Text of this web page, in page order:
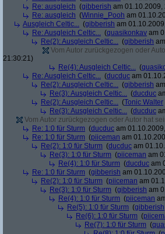
Re: ausgleich (gibberish am 01.10.2009,
Re: ausgleich (Winnie_Pooh am
Ausgleich Celtic... (gibberish am
Re: Ausgleich Celtic... (quasikonkav am
Re(2): Ausgleich Celtic... (gibberish
Vom Autor zurückgezogen oder
21:30:21)
Re(4): Ausgleich Celtic... (
Re: Ausgleich Celtic... (ducduc am
Re(2): Ausgleich Celtic... (gibberish
Re(3): Ausgleich Celtic... (ducduc
Re(2): Ausgleich Celtic... (Tonic Walter
Re(3): Ausgleich Celtic... (ducduc
Vom Autor zurückgezogen oder Autor hat
Re: 1:0 für Sturm (ducduc am
Re: 1:0 für Sturm (piiceman am
Re(2): 1:0 für Sturm (ducduc am
Re(3): 1:0 für Sturm (piiceman am
Re(4): 1:0 für Sturm (ducduc am
Re: 1:0 für Sturm (gibberish am
Re(2): 1:0 für Sturm (piiceman am
Re(3): 1:0 für Sturm (gibberish am
Re(4): 1:0 für Sturm (piiceman
Re(5): 1:0 für Sturm (gibberish
Re(6): 1:0 für Sturm (
Re(7): 1:0 für Sturm (